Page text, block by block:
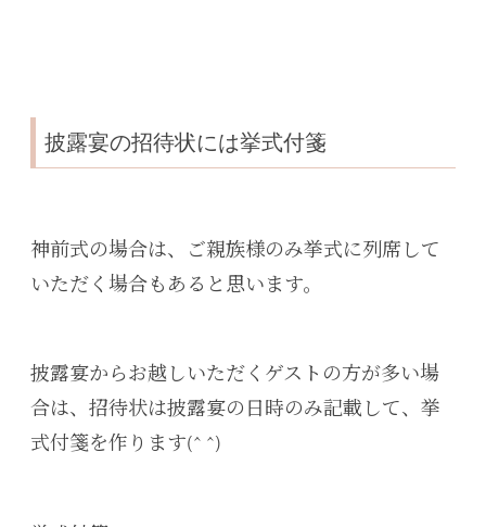
披露宴の招待状には挙式付箋
神前式の場合は、ご親族様のみ挙式に列席して
いただく場合もあると思います。
披露宴からお越しいただくゲストの方が多い場
合は、招待状は披露宴の日時のみ記載して、挙
式付箋を作ります(^ ^)